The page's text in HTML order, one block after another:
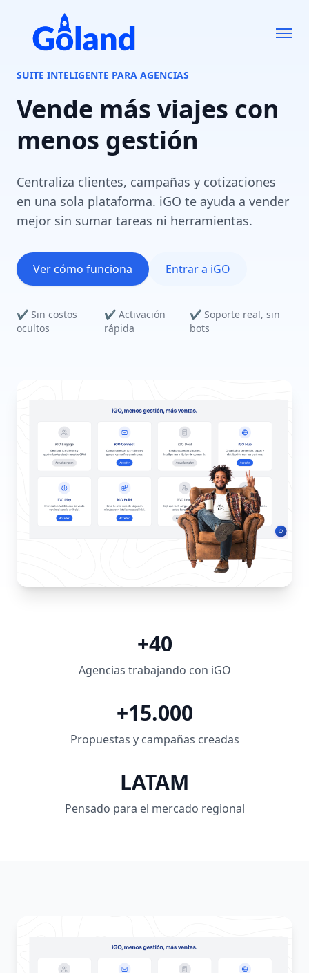
SUITE INTELIGENTE PARA AGENCIAS
Vende más viajes con
menos gestión
Centraliza clientes, campañas y cotizaciones
en una sola plataforma. iGO te ayuda a vender
mejor sin sumar tareas ni herramientas.
Ver cómo funciona Entrar a iGO
✔ Sin costos
ocultos
✔ Activación
rápida
✔ Soporte real, sin
bots
+40
Agencias trabajando con iGO
+15.000
Propuestas y campañas creadas
LATAM
Pensado para el mercado regional